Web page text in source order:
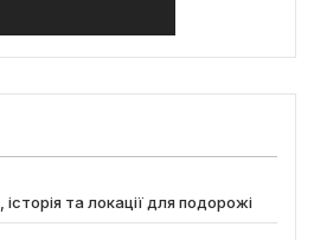
історія та локації для подорожі